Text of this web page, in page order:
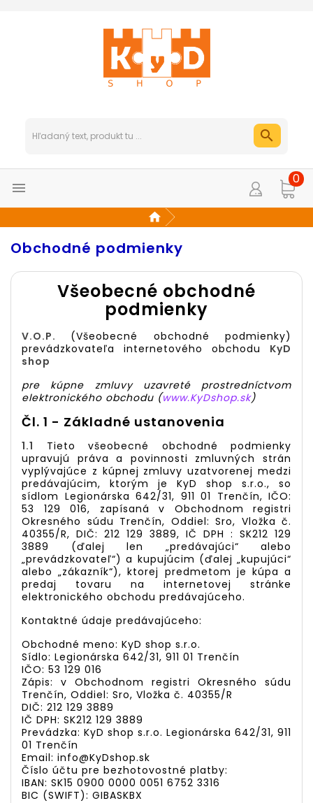

0
Obchodné podmienky
Všeobecné obchodné
podmienky
V.O.P. (Všeobecné obchodné podmienky)
prevádzkovateľa internetového obchodu KyD
shop
pre kúpne zmluvy uzavreté prostredníctvom
elektronického obchodu (www.KyDshop.sk)
Čl. 1 - Základné ustanovenia
1.1 Tieto všeobecné obchodné podmienky
upravujú práva a povinnosti zmluvných strán
vyplývajúce z kúpnej zmluvy uzatvorenej medzi
predávajúcim, ktorým je KyD shop s.r.o., so
sídlom Legionárska 642/31, 911 01 Trenčín, IČO:
53 129 016, zapísaná v Obchodnom registri
Okresného súdu Trenčín, Oddiel: Sro, Vložka č.
40355/R, DIČ: 212 129 3889, IČ DPH : SK212 129
3889 (ďalej len „predávajúci“ alebo
„prevádzkovateľ“) a kupujúcim (ďalej „kupujúci“
alebo „zákazník“), ktorej predmetom je kúpa a
predaj tovaru na internetovej stránke
elektronického obchodu predávajúceho.
Kontaktné údaje predávajúceho:
Obchodné meno: KyD shop s.r.o.
Sídlo: Legionárska 642/31, 911 01 Trenčín
IČO: 53 129 016
Zápis: v Obchodnom registri Okresného súdu
Trenčín, Oddiel: Sro, Vložka č. 40355/R
DIČ: 212 129 3889
IČ DPH: SK212 129 3889
Prevádzka: KyD shop s.r.o. Legionárska 642/31, 911
01 Trenčín
Email: info@KyDshop.sk
Číslo účtu pre bezhotovostné platby:
IBAN: SK15 0900 0000 0051 6752 3316
BIC (SWIFT): GIBASKBX